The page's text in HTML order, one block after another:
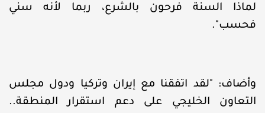
لماذا السنة فرحون بالشرع، ربما لأنه سني
فحسب".
وأضاف: "لقد اتفقنا مع إيران وتركيا ودول مجلس
التعاون الخليجي على دعم استقرار المنطقة..